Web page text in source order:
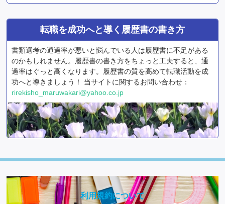
転職を成功へと導く履歴書の書き方
書類選考の通過率が悪いと悩んでいる人は履歴書に不足がある
のかもしれません。履歴書の書き方をちょっと工夫すると、通
過率はぐっと高くなります。履歴書の質を高めて転職活動を成
功へと導きましょう！ 当サイトに関するお問い合わせ：
rirekisho_maruwakari@yahoo.co.jp
利用規約について